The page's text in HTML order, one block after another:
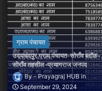
ग्राम पंचायत
उदयचंदपुर ग्राम पंचायत-सोराँव ब्लॉक-
सोराँव तहसील-प्रयागराज जनपद
Prayagraj HUB
September 29, 2024